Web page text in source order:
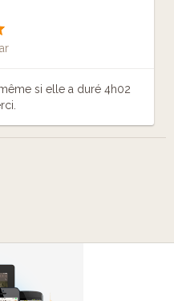
si elle a duré 4h02